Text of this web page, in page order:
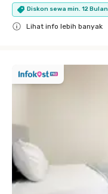
Diskon sewa min. 12 Bulan
Lihat info lebih banyak